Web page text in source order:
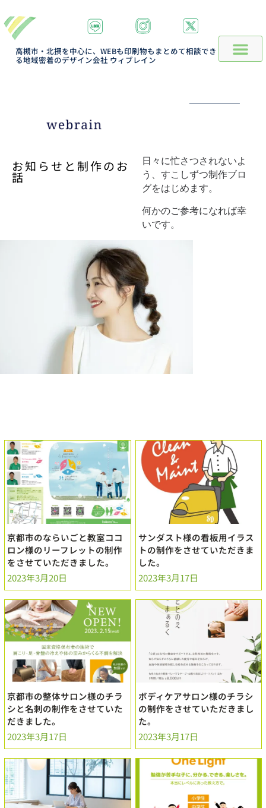
高槻市・北摂を中心に、WEBも印刷物もまとめて相談でき
る地域密着のデザイン会社 ウィブレイン
お知らせと制作のお
話
日々に忙さつされないよ
う、すこしずつ制作ブロ
グをはじめます。
何かのご参考になれば幸
いです。
京都市のならいごと教室ココ
ロン様のリーフレットの制作
をさせていただきました。
2023年3月20日
サンダスト様の看板用イラス
トの制作をさせていただきま
した。
2023年3月17日
京都市の整体サロン様のチラ
シと名刺の制作をさせていた
だきました。
2023年3月17日
ボディケアサロン様のチラシ
の制作をさせていただきまし
た。
2023年3月17日